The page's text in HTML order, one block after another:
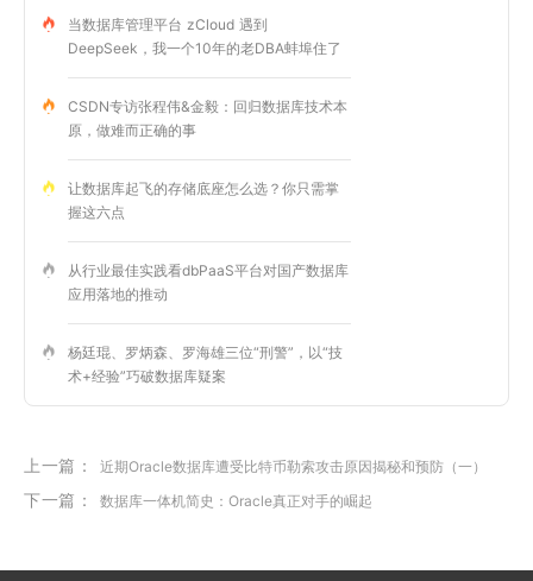
当数据库管理平台 zCloud 遇到
DeepSeek，我一个10年的老DBA蚌埠住了
CSDN专访张程伟&金毅：回归数据库技术本
原，做难而正确的事
让数据库起飞的存储底座怎么选？你只需掌
握这六点
从行业最佳实践看dbPaaS平台对国产数据库
应用落地的推动
杨廷琨、罗炳森、罗海雄三位“刑警”，以“技
术+经验”巧破数据库疑案
上一篇： 近期Oracle数据库遭受比特币勒索攻击原因揭秘和预防（一）
下一篇： 数据库一体机简史：Oracle真正对手的崛起